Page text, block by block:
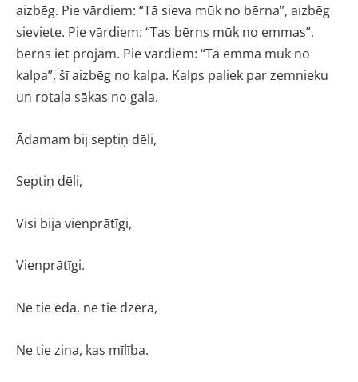
aizbēg. Pie vārdiem: “Tā sieva mūk no bērna”, aizbēg
sieviete. Pie vārdiem: “Tas bērns mūk no emmas”,
bērns iet projām. Pie vārdiem: “Tā emma mūk no
kalpa”, šī aizbēg no kalpa. Kalps paliek par zemnieku
un rotaļa sākas no gala.
Ādamam bij septiņ dēli,
Septiņ dēli,
Visi bija vienprātīgi,
Vienprātīgi.
Ne tie ēda, ne tie dzēra,
Ne tie zina, kas mīlība.